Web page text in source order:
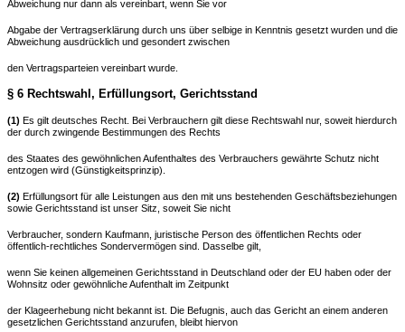
Abweichung nur dann als vereinbart, wenn Sie vor
Abgabe der Vertragserklärung durch uns über selbige in Kenntnis gesetzt wurden und die
Abweichung ausdrücklich und gesondert zwischen
den Vertragsparteien vereinbart wurde.
§ 6 Rechtswahl, Erfüllungsort, Gerichtsstand
(1) Es gilt deutsches Recht. Bei Verbrauchern gilt diese Rechtswahl nur, soweit hierdurch
der durch zwingende Bestimmungen des Rechts
des Staates des gewöhnlichen Aufenthaltes des Verbrauchers gewährte Schutz nicht
entzogen wird (Günstigkeitsprinzip).
(2) Erfüllungsort für alle Leistungen aus den mit uns bestehenden Geschäftsbeziehungen
sowie Gerichtsstand ist unser Sitz, soweit Sie nicht
Verbraucher, sondern Kaufmann, juristische Person des öffentlichen Rechts oder
öffentlich-rechtliches Sondervermögen sind. Dasselbe gilt,
wenn Sie keinen allgemeinen Gerichtsstand in Deutschland oder der EU haben oder der
Wohnsitz oder gewöhnliche Aufenthalt im Zeitpunkt
der Klageerhebung nicht bekannt ist. Die Befugnis, auch das Gericht an einem anderen
gesetzlichen Gerichtsstand anzurufen, bleibt hiervon